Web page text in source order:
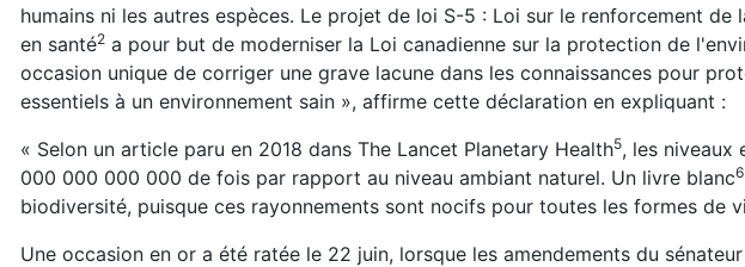
humains ni les autres espèces. Le projet de loi S-5 : Loi sur le renforcement de
en santé2 a pour but de moderniser la Loi canadienne sur la protection de
occasion unique de corriger une grave lacune dans les connaissances pour
essentiels à un environnement sain », affirme cette déclaration en expliquant :
« Selon un article paru en 2018 dans The Lancet Planetary Health5, les niveaux
000 000 000 000 de fois par rapport au niveau ambiant naturel. Un livre blanc6
biodiversité, puisque ces rayonnements sont nocifs pour toutes les formes de
Une occasion en or a été ratée le 22 juin, lorsque les amendements du